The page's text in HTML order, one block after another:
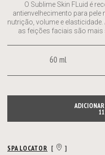
O Sublime Skin FLuid é
antienvelhecimento para
nutrição, volume e
as feições faciais são mais
60 ml
SPA LOCATOR [ ]